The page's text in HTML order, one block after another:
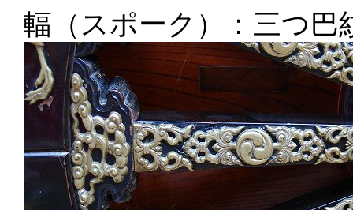
輻（スポーク）：三つ巴